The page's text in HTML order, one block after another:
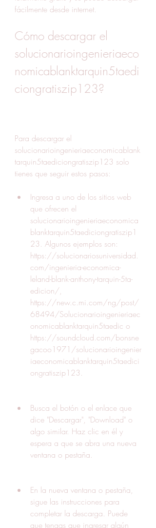
fácilmente desde internet.
Cómo descargar el
solucionarioingenieriaeco
nomicablanktarquin5taedi
ciongratiszip123?
Para descargar el
solucionarioingenieriaeconomicablank
tarquin5taediciongratiszip123 solo
tienes que seguir estos pasos:
Ingresa a uno de los sitios web
que ofrecen el
solucionarioingenieriaeconomica
blanktarquin5taediciongratiszip1
23. Algunos ejemplos son:
https://solucionariosuniversidad.
com/ingenieria-economica-
leland-blank-anthony-tarquin-5ta-
edicion/,
https://new.c.mi.com/ng/post/
68494/Solucionarioingenieriaec
onomicablanktarquin5taedic o
https://soundcloud.com/bonsne
gacoo1971/solucionarioingenier
iaeconomicablanktarquin5taedici
ongratiszip123.
Busca el botón o el enlace que
dice "Descargar", "Download" o
algo similar. Haz clic en él y
espera a que se abra una nueva
ventana o pestaña.
En la nueva ventana o pestaña,
sigue las instrucciones para
completar la descarga. Puede
que tengas que ingresar algún